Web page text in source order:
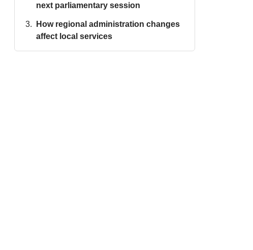
next parliamentary session
How regional administration changes
affect local services